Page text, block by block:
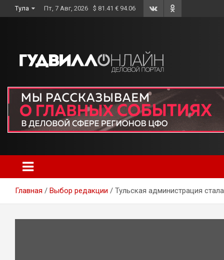
to
Тула Пт, 7 Авг, 2026 $ 81.41 € 94.06
Главная Выбор редакции Тульская администрация